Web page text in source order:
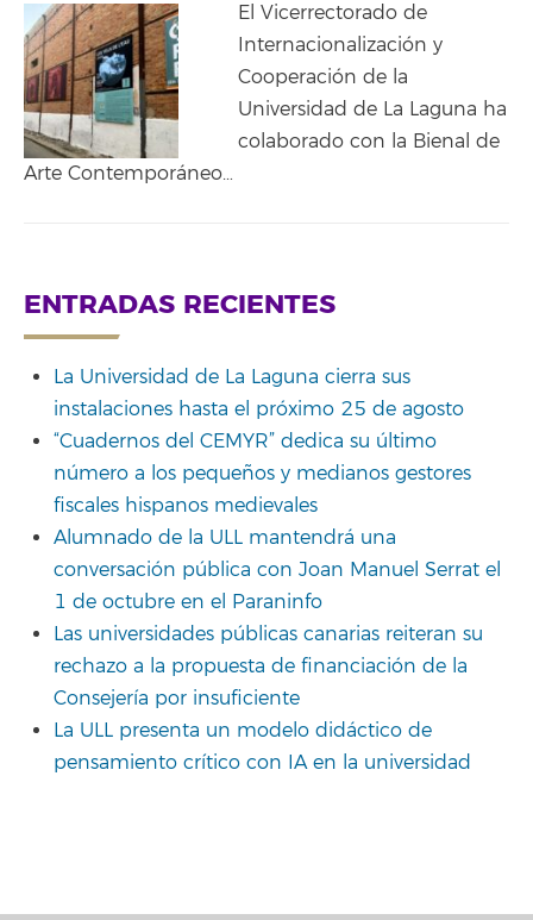
El Vicerrectorado de
Internacionalización y
Cooperación de la
Universidad de La Laguna ha
colaborado con la Bienal de
Arte Contemporáneo…
ENTRADAS RECIENTES
La Universidad de La Laguna cierra sus
instalaciones hasta el próximo 25 de agosto
“Cuadernos del CEMYR” dedica su último
número a los pequeños y medianos gestores
fiscales hispanos medievales
Alumnado de la ULL mantendrá una
conversación pública con Joan Manuel Serrat el
1 de octubre en el Paraninfo
Las universidades públicas canarias reiteran su
rechazo a la propuesta de financiación de la
Consejería por insuficiente
La ULL presenta un modelo didáctico de
pensamiento crítico con IA en la universidad